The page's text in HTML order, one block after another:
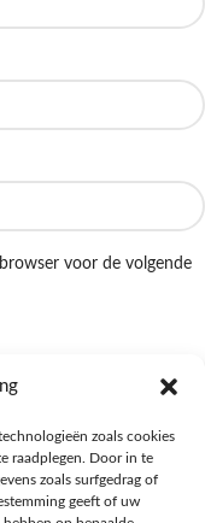
zoals cookies
raadplegen. Door in te
zoals surfgedrag of
geeft of uw
voor de volgende
Heijn, verrijk je
dieet, en deel jouw
gemeenschap!